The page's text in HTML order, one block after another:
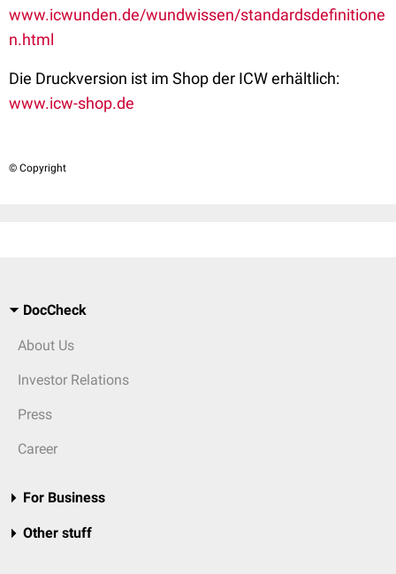
www.icwunden.de/wundwissen/standardsdefinitione
n.html
Die Druckversion ist im Shop der ICW erhältlich:
www.icw-shop.de
© Copyright
DocCheck
About Us
Investor Relations
Press
Career
For Business
Other stuff